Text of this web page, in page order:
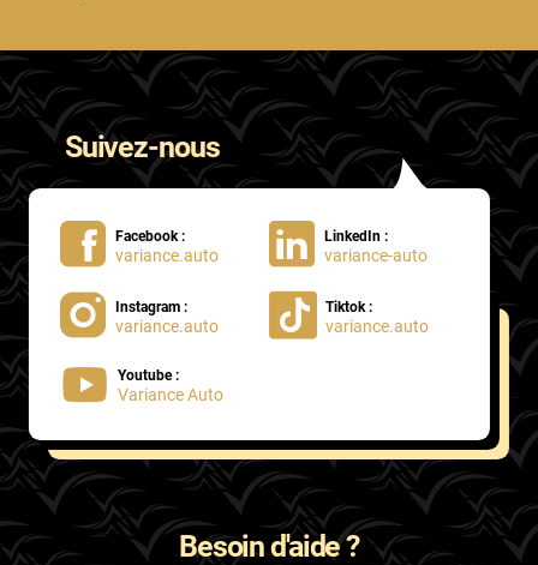
Suivez-nous
Facebook :
variance.auto
LinkedIn :
variance-auto
Instagram :
variance.auto
Tiktok :
variance.auto
Youtube :
Variance Auto
Besoin d'aide ?